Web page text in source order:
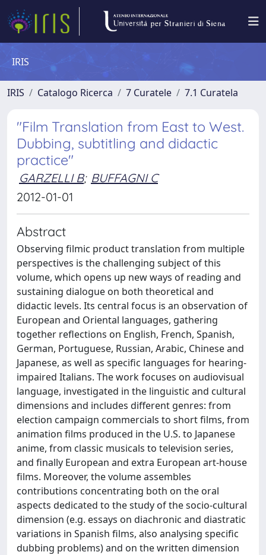
IRIS
IRIS Catalogo Ricerca 7 Curatele 7.1 Curatela
"Film Translation from East to West.
Dubbing, subtitling and didactic
practice"
GARZELLI B; BUFFAGNI C
2012-01-01
Abstract
Observing filmic product translation from multiple
perspectives is the challenging subject of this
volume, which opens up new ways of reading and
sustaining dialogue on both theoretical and
didactic levels. Its central focus is an observation of
European and Oriental languages, gathering
together reflections on English, French, Spanish,
German, Portuguese, Russian, Arabic, Chinese and
Japanese, as well as specific languages for hearing-
impaired Italians. The work focuses on audiovisual
language, investigated in the linguistic and cultural
dimensions and includes different genres: from
election campaign commercials to short films, from
animation films produced in the U.S. to Japanese
anime, from classic musicals to television series,
and finally European and extra European art-house
films. Moreover, the volume assembles
contributions concentrating both on the oral
aspects dedicated to the study of the socio-cultural
dimension (e.g. essays on diachronic and diastratic
variations in Spanish films, also analysing specific
dubbing problems) and on the written dimension